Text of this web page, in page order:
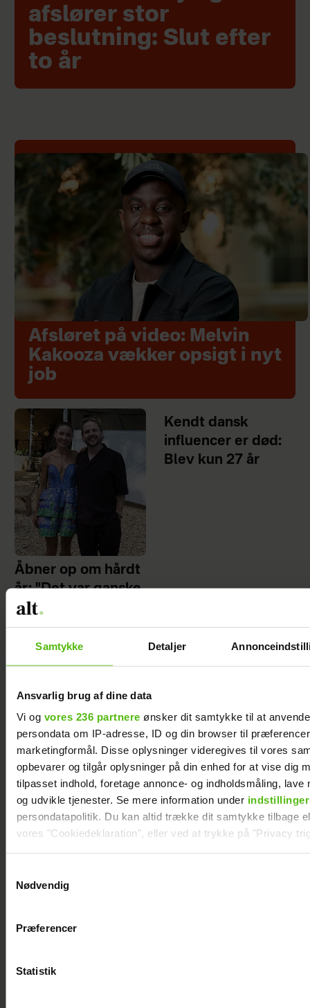
Samtykke Detaljer
Ansvarlig brug af dine data
Vi og vores 236 partnere ønsker dit samtykke til at
persondata om IP-adresse, ID og din browser til
marketingformål. Disse oplysninger videregives til vores
opbevarer og tilgår oplysninger på din enhed for at vise dig
tilpasset indhold, foretage annonce- og indholdsmåling, lave
og udvikle tjenester. Se mere information under indstillinger
persondatapolitik. Du kan altid trække dit samtykke tilbage
vores "Cookiedeklaration", eller ved at trykke på "Privacy
Vi anvender egne cookies og cookies fra tredjeparter til at
generere statistik og huske dine præferencer samt til brug
Nødvendig
Præferencer
Statistik
afslører stor
beslutning: Slut efter
to år
Afsløret på video: Melvin
Kakooza vækker opsigt i nyt
job
Åbner op om hårdt
år: "Det var ganske
forfærdeligt"
Kendt dansk
influencer er død:
Blev kun 27 år
Helena Witt deler stor babylykke